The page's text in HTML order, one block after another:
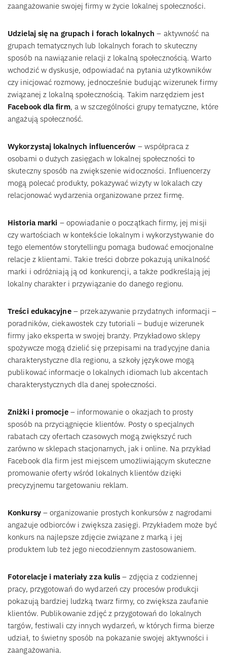
zaangażowanie swojej firmy w życie lokalnej społeczności.
Udzielaj się na grupach i forach lokalnych – aktywność na
grupach tematycznych lub lokalnych forach to skuteczny
sposób na nawiązanie relacji z lokalną społecznością. Warto
wchodzić w dyskusje, odpowiadać na pytania użytkowników
czy inicjować rozmowy, jednocześnie budując wizerunek firmy
związanej z lokalną społecznością. Takim narzędziem jest
Facebook dla firm, a w szczególności grupy tematyczne, które
angażują społeczność.
Wykorzystaj lokalnych influencerów – współpraca z
osobami o dużych zasięgach w lokalnej społeczności to
skuteczny sposób na zwiększenie widoczności. Influencerzy
mogą polecać produkty, pokazywać wizyty w lokalach czy
relacjonować wydarzenia organizowane przez firmę.
Historia marki – opowiadanie o początkach firmy, jej misji
czy wartościach w kontekście lokalnym i wykorzystywanie do
tego elementów storytellingu pomaga budować emocjonalne
relacje z klientami. Takie treści dobrze pokazują unikalność
marki i odróżniają ją od konkurencji, a także podkreślają jej
lokalny charakter i przywiązanie do danego regionu.
Treści edukacyjne– przekazywanie przydatnych informacji –
poradników, ciekawostek czy tutoriali – buduje wizerunek
firmy jako eksperta w swojej branży. Przykładowo sklepy
spożywcze mogą dzielić się przepisami na tradycyjne dania
charakterystyczne dla regionu, a szkoły językowe mogą
publikować informacje o lokalnych idiomach lub akcentach
charakterystycznych dla danej społeczności.
Zniżki i promocje– informowanie o okazjach to prosty
sposób na przyciągnięcie klientów. Posty o specjalnych
rabatach czy ofertach czasowych mogą zwiększyć ruch
zarówno w sklepach stacjonarnych, jak i online. Na przykład
Facebook dla firm jest miejscem umożliwiającym skuteczne
promowanie oferty wśród lokalnych klientów dzięki
precyzyjnemu targetowaniu reklam.
Konkursy– organizowanie prostych konkursów z nagrodami
angażuje odbiorców i zwiększa zasięgi. Przykładem może być
konkurs na najlepsze zdjęcie związane z marką i jej
produktem lub też jego niecodziennym zastosowaniem.
Fotorelacje i materiały zza kulis – zdjęcia z codziennej
pracy, przygotowań do wydarzeń czy procesów produkcji
pokazują bardziej ludzką twarz firmy, co zwiększa zaufanie
klientów. Publikowanie zdjęć z przygotowań do lokalnych
targów, festiwali czy innych wydarzeń, w których firma bierze
udział, to świetny sposób na pokazanie swojej aktywności i
zaangażowania.